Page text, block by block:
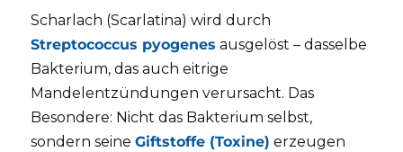
Scharlach (Scarlatina) wird durch
Streptococcus pyogenes ausgelöst – dasselbe
Bakterium, das auch eitrige
Mandelentzündungen verursacht. Das
Besondere: Nicht das Bakterium selbst,
sondern seine Giftstoffe (Toxine) erzeugen